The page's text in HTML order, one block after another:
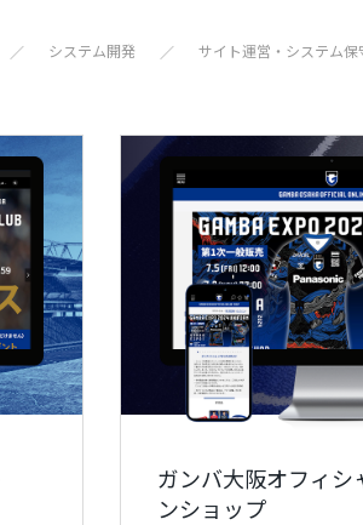
システム開発 サイト運営・システム保
ガンバ大阪オフィシ
ンショップ